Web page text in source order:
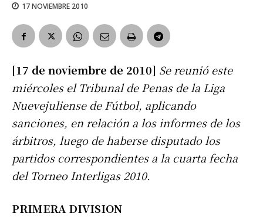
17 NOVIEMBRE 2010
[17 de noviembre de 2010] Se reunió este
miércoles el Tribunal de Penas de la Liga
Nuevejuliense de Fútbol, aplicando
sanciones, en relación a los informes de los
árbitros, luego de haberse disputado los
partidos correspondientes a la cuarta fecha
del Torneo Interligas 2010.
PRIMERA DIVISION